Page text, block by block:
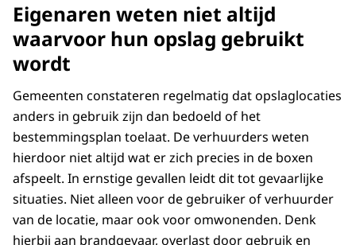
Eigenaren weten niet altijd
waarvoor hun opslag gebruikt
wordt
Gemeenten constateren regelmatig dat opslaglocaties
anders in gebruik zijn dan bedoeld of het
bestemmingsplan toelaat. De verhuurders weten
hierdoor niet altijd wat er zich precies in de boxen
afspeelt. In ernstige gevallen leidt dit tot gevaarlijke
situaties. Niet alleen voor de gebruiker of verhuurder
van de locatie, maar ook voor omwonenden. Denk
hierbij aan brandgevaar, overlast door gebruik en